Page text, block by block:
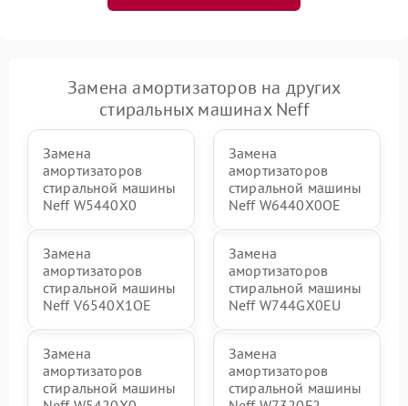
Замена амортизаторов на других
стиральных машинах Neff
Замена
амортизаторов
стиральной машины
Neff W5440X0
Замена
амортизаторов
стиральной машины
Neff W6440X0OE
Замена
амортизаторов
стиральной машины
Neff V6540X1OE
Замена
амортизаторов
стиральной машины
Neff W744GX0EU
Замена
амортизаторов
стиральной машины
Замена
амортизаторов
стиральной машины